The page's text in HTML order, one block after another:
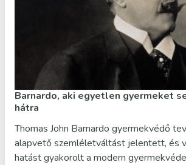
Barnardo, aki egyetlen gyermeket
hátra
Thomas John Barnardo gyermekvédő
alapvető szemléletváltást jelentett, és
hatást gyakorolt a modern